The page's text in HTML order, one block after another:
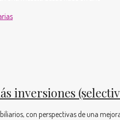
inversiones
con perspectivas de una